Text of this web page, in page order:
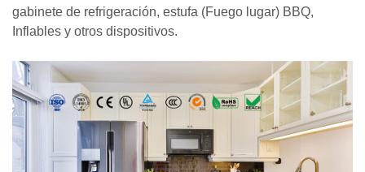
gabinete de refrigeración, estufa (Fuego lugar) BBQ,
Inflables y otros dispositivos.